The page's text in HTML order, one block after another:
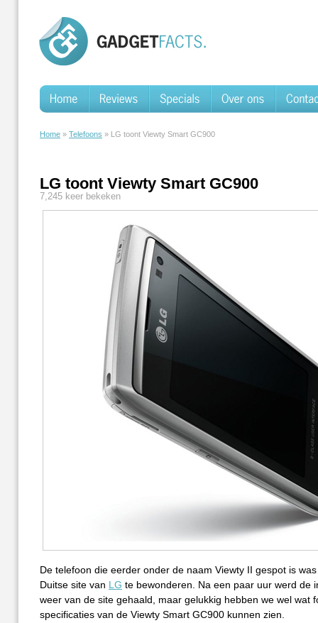
Home » Telefoons » LG toont Viewty Smart GC900
LG toont Viewty Smart GC900
7,245 keer bekeken
De telefoon die eerder onder de naam Viewty II gespot is
Duitse site van LG te bewonderen. Na een paar uur werd de
weer van de site gehaald, maar gelukkig hebben we wel wat
specificaties van de Viewty Smart GC900 kunnen zien.